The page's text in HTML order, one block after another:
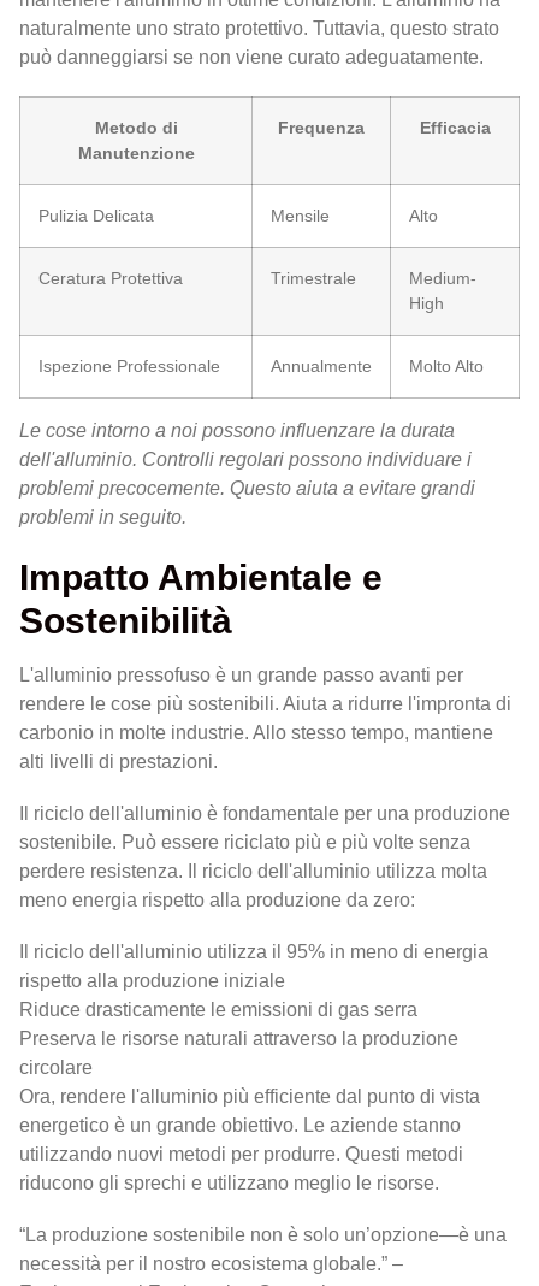
naturalmente uno strato protettivo. Tuttavia, questo strato
può danneggiarsi se non viene curato adeguatamente.
Metodo di
Manutenzione
Frequenza Efficacia
Pulizia Delicata Mensile Alto
Ceratura Protettiva Trimestrale
Medium-
High
Ispezione Professionale Annualmente Molto Alto
Le cose intorno a noi possono influenzare la durata
dell'alluminio. Controlli regolari possono individuare i
problemi precocemente. Questo aiuta a evitare grandi
problemi in seguito.
Impatto Ambientale e
Sostenibilità
L'alluminio pressofuso è un grande passo avanti per
rendere le cose più sostenibili. Aiuta a ridurre l'impronta di
carbonio in molte industrie. Allo stesso tempo, mantiene
alti livelli di prestazioni.
Il riciclo dell'alluminio è fondamentale per una produzione
sostenibile. Può essere riciclato più e più volte senza
perdere resistenza. Il riciclo dell'alluminio utilizza molta
meno energia rispetto alla produzione da zero:
Il riciclo dell'alluminio utilizza il 95% in meno di energia
rispetto alla produzione iniziale
Riduce drasticamente le emissioni di gas serra
Preserva le risorse naturali attraverso la produzione
circolare
Ora, rendere l'alluminio più efficiente dal punto di vista
energetico è un grande obiettivo. Le aziende stanno
utilizzando nuovi metodi per produrre. Questi metodi
riducono gli sprechi e utilizzano meglio le risorse.
“La produzione sostenibile non è solo un’opzione—è una
necessità per il nostro ecosistema globale.” –